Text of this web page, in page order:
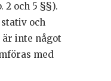
2 och 5 §§).
och
inte något
med